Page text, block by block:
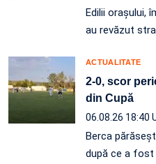
Edilii orașului,
au revăzut
ACTUALITATE
2-0, scor
din Cupă
06.08.26 18:40
Berca
după ce a fost